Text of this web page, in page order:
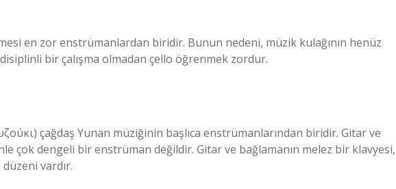
en zor enstrümanlardan biridir. Bunun nedeni, müzik kulağının henüz
bir çalışma olmadan çello öğrenmek zordur.
çağdaş Yunan müziğinin başlıca enstrümanlarından biridir. Gitar ve
çok dengeli bir enstrüman değildir. Gitar ve bağlamanın melez bir klavyesi,
vardır.